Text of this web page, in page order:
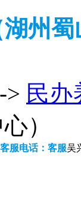
州蜀
-> 民办
）
客服电话：客服吴